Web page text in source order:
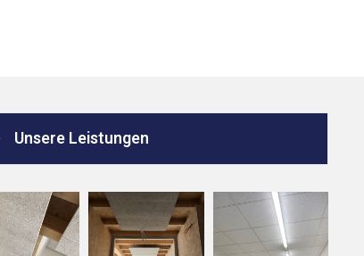
Unsere Leistungen